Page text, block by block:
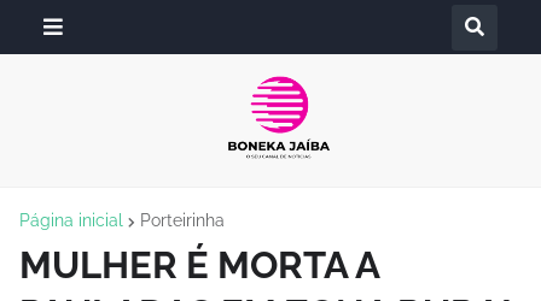
Página inicial Porteirinha
MULHER É MORTA A